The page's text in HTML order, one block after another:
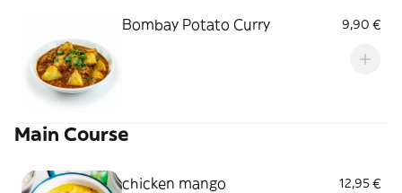
Bombay Potato Curry 9,90 €
Main Course
chicken mango 12,95 €